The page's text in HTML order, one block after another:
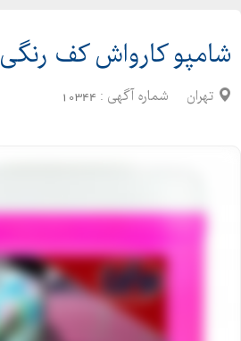
شامپو کارواش کف رنگی
تهران شماره آگهی : 10344